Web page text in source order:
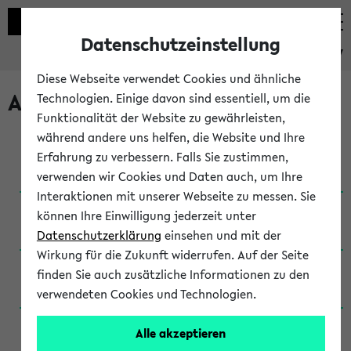
eKVV
Archivierte Studiengänge
Anglistik: British and American Studies / B.A.
(Einschreibung bis WiSe 16/17)
Anglistik: British and American Studies / B.A.
(Einschreibung bis SoSe 2015)
Anglistik: British and American Studies / B.A.
(Einschreibung bis SoSe 2013)
Anglistik: British and American Studies / Ba
(Einschreibung bis SoSe 2011)
Datenschutzeinstellung
Diese Webseite verwendet Cookies und ähnliche
Technologien. Einige davon sind essentiell, um die
Funktionalität der Website zu gewährleisten,
während andere uns helfen, die Website und Ihre
Erfahrung zu verbessern. Falls Sie zustimmen,
verwenden wir Cookies und Daten auch, um Ihre
Interaktionen mit unserer Webseite zu messen. Sie
können Ihre Einwilligung jederzeit unter
Datenschutzerklärung einsehen und mit der
Wirkung für die Zukunft widerrufen. Auf der Seite
finden Sie auch zusätzliche Informationen zu den
verwendeten Cookies und Technologien.
Alle akzeptieren